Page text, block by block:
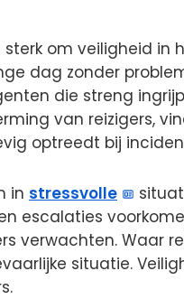
om veiligheid in
dag zonder
die streng
van reizigers,
optreedt bij
in stressvolle
escalaties
verwachten. Waar
situatie.